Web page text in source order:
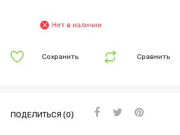
Нет в наличии
Сравнить
Сохранить
ПОДЕЛИТЬСЯ (0)